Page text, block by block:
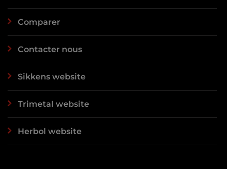
Comparer
Contacter nous
Sikkens website
Trimetal website
Herbol website